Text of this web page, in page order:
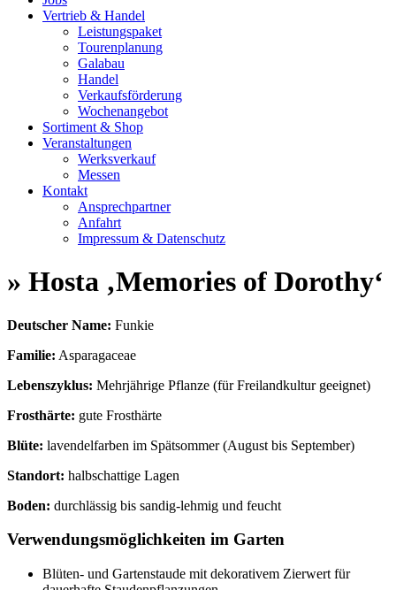
Vertrieb & Handel
Leistungspaket
Tourenplanung
Galabau
Handel
Verkaufsförderung
Wochenangebot
Sortiment & Shop
Veranstaltungen
Werksverkauf
Messen
Kontakt
Ansprechpartner
Anfahrt
Impressum & Datenschutz
» Hosta ‚Memories of Dorothy‘
Deutscher Name: Funkie
Familie: Asparagaceae
Lebenszyklus: Mehrjährige Pflanze (für Freilandkultur geeignet)
Frosthärte: gute Frosthärte
Blüte: lavendelfarben im Spätsommer (August bis September)
Standort: halbschattige Lagen
Boden: durchlässig bis sandig-lehmig und feucht
Verwendungsmöglichkeiten im Garten
Blüten- und Gartenstaude mit dekorativem Zierwert für